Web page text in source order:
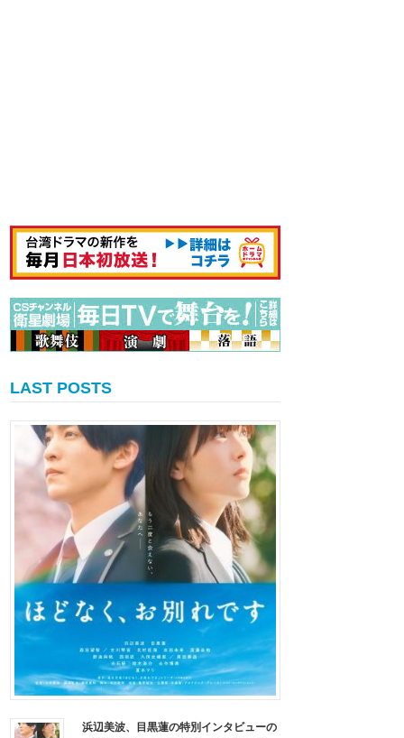
LAST POSTS
浜辺美波、目黒蓮の特別インタビューの